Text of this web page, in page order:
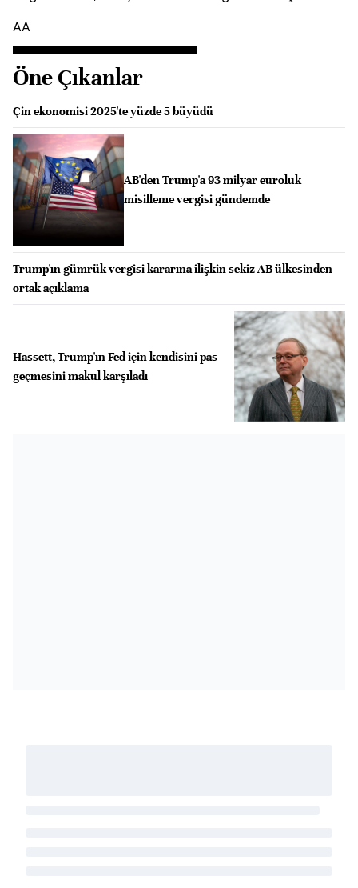
AA
Öne Çıkanlar
Çin ekonomisi 2025'te yüzde 5 büyüdü
AB'den Trump'a 93 milyar euroluk
misilleme vergisi gündemde
Trump'ın gümrük vergisi kararına ilişkin sekiz AB ülkesinden
ortak açıklama
Hassett, Trump'ın Fed için kendisini pas
geçmesini makul karşıladı